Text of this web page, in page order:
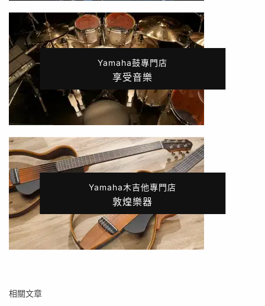
Yamaha鼓專門店
享受音樂
Yamaha木吉他專門店
敦煌樂器
相關文章